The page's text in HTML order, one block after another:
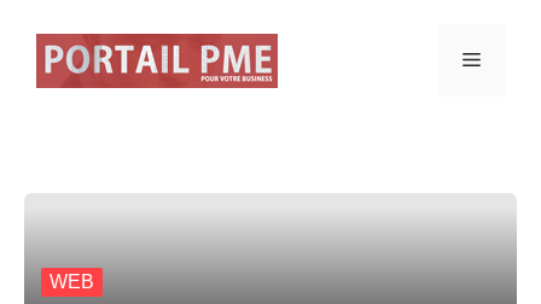
contenu
Menu
WEB